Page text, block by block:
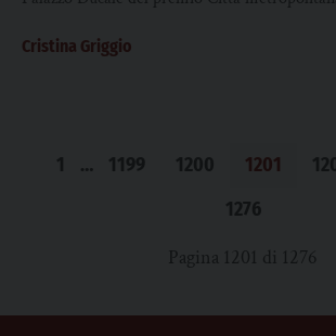
Cristina Griggio
1 … 1199 1200 1201
1276
Pagina 1201 di 1276